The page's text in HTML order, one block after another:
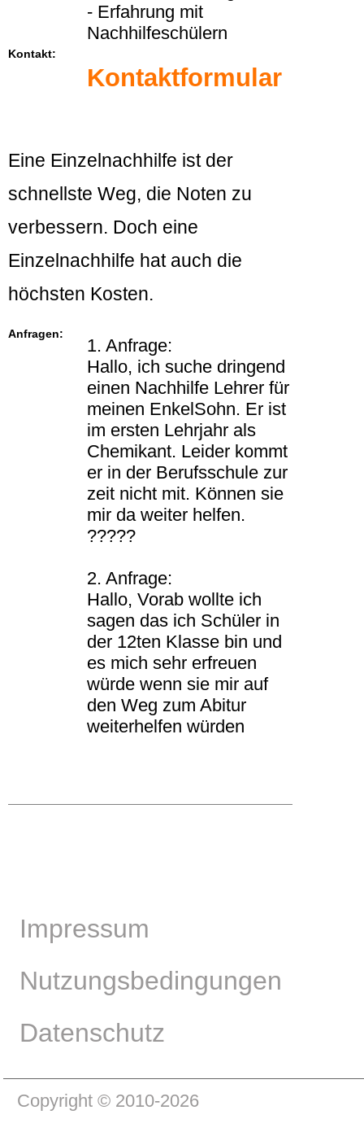
- Erfahrung mit
Nachhilfeschülern
Kontakt:
Kontaktformular
Eine Einzelnachhilfe ist der
schnellste Weg, die Noten zu
verbessern. Doch eine
Einzelnachhilfe hat auch die
höchsten Kosten.
Anfragen:
1. Anfrage:
Hallo, ich suche dringend
einen Nachhilfe Lehrer für
meinen EnkelSohn. Er ist
im ersten Lehrjahr als
Chemikant. Leider kommt
er in der Berufsschule zur
zeit nicht mit. Können sie
mir da weiter helfen.
?????
2. Anfrage:
Hallo, Vorab wollte ich
sagen das ich Schüler in
der 12ten Klasse bin und
es mich sehr erfreuen
würde wenn sie mir auf
den Weg zum Abitur
weiterhelfen würden
Impressum
Nutzungsbedingungen
Datenschutz
Copyright © 2010-2026